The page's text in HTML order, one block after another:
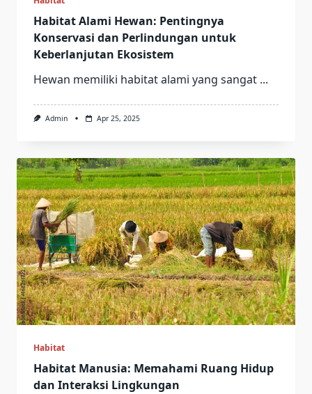
Habitat Alami Hewan: Pentingnya
Konservasi dan Perlindungan untuk
Keberlanjutan Ekosistem
Hewan memiliki habitat alami yang sangat ...
Admin Apr 25, 2025
Habitat
Habitat Manusia: Memahami Ruang Hidup
dan Interaksi Lingkungan